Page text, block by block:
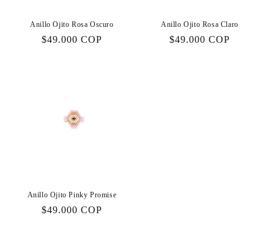
Anillo Ojito Rosa Oscuro
Precio
$49.000 COP
Anillo Ojito Rosa Claro
Precio
$49.000 COP
Anillo Ojito Pinky Promise
Precio
$49.000 COP